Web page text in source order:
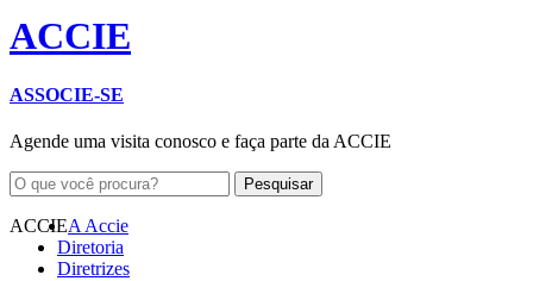
ACCIE
ASSOCIE-SE
Agende uma visita conosco e faça parte da ACCIE
ACCIEA Accie
Diretoria
Diretrizes